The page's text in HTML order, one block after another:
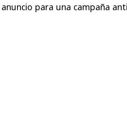
anuncio para una campaña